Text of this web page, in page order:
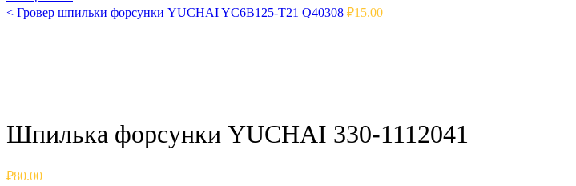
< Гровер шпильки форсунки YUCHAI YC6B125-T21 Q40308 ₽15.00
Шпилька форсунки YUCHAI 330-1112041
₽80.00